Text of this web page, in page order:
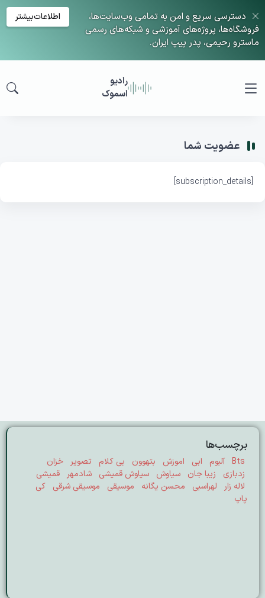
دسترسی سریع و امن به تمامی وب‌سایت‌ها،
فروشگاه‌ها، پروژه‌های آموزشی و شبکه‌های رسمی
ماسترو رحیمی، پدر پیپ ایران.
اطلاعات‌بیشتر
رادیو
اسموک
عضویت شما
[subscription_details]
برچسب‌ها
Bts آلبوم ابی اموزش بتهوون بی کلام تصویر
خزان
زدبازی
زیبا جان سیاوش سیاوش قمیشی شادمهر
قمیشی
لاله زار
لهراسبی محسن یگانه موسیقی موسیقی شرقی
کی
پاپ